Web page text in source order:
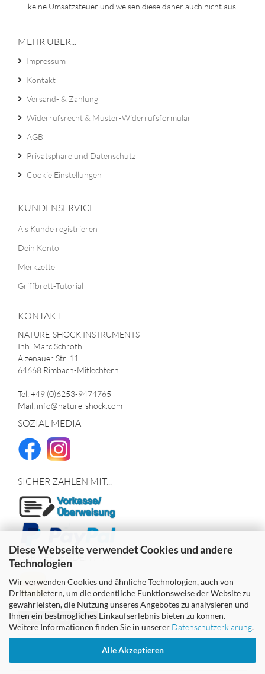
Diese Webseite verwendet Cookies und andere
Technologien
Wir verwenden Cookies und ähnliche Technologien, auch von
Drittanbietern, um die ordentliche Funktionsweise der Website zu
gewährleisten, die Nutzung unseres Angebotes zu analysieren und
Ihnen ein bestmögliches Einkaufserlebnis bieten zu können.
Weitere Informationen finden Sie in unserer Datenschutzerklärung.
Alle Akzeptieren
keine Umsatzsteuer und weisen diese daher auch nicht aus.
MEHR ÜBER...
Impressum
Kontakt
Versand- & Zahlung
Widerrufsrecht & Muster-Widerrufsformular
AGB
Privatsphäre und Datenschutz
Cookie Einstellungen
KUNDENSERVICE
Als Kunde registrieren
Dein Konto
Merkzettel
Griffbrett-Tutorial
KONTAKT
NATURE-SHOCK INSTRUMENTS
Inh. Marc Schroth
Alzenauer Str. 11
64668 Rimbach-Mitlechtern
Tel: +49 (0)6253-9474765
Mail: info@nature-shock.com
SOZIAL MEDIA
SICHER ZAHLEN MIT...
WIR VERSENDEN MIT
Vertrag widerrufen